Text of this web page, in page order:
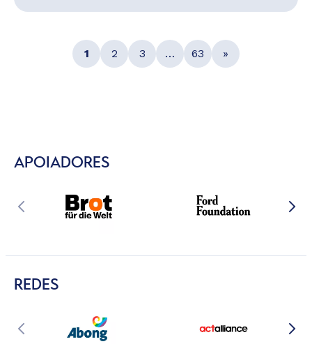
1 2 3 … 63 »
APOIADORES
REDES